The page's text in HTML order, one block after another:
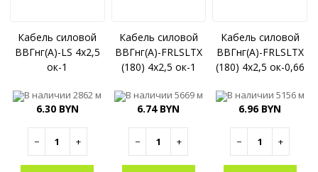
Кабель силовой
ВВГнг(A)-LS 4x2,5
ок-1
В наличии2862 м
6.30 BYN
− +
Кабель силовой
ВВГнг(A)-FRLSLTX
(180) 4x2,5 ок-1
В наличии 5669 м
6.74 BYN
− +
Кабель силовой
ВВГнг(A)-FRLSLTX
(180) 4x2,5 ок-0,66
В наличии 5156 м
6.96 BYN
− +